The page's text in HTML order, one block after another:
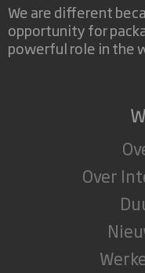
We are different
opportunity for
powerful role in the
Over